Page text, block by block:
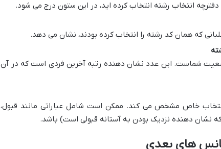
انتخاب رشته انتخاب کرده اید، در این ستون درج می شود.
که همان کد رشته را انتخاب کرده بودند، نشان می دهد.
شماست. این عدد نشان دهنده رتبه آخرین فردی است که در آن
خاص مشخص می کند. ممکن است شامل عباراتی مانند قبول،
نشان دهنده نزدیک بودن به آستانه قبولی است) باشد.
های بعدی